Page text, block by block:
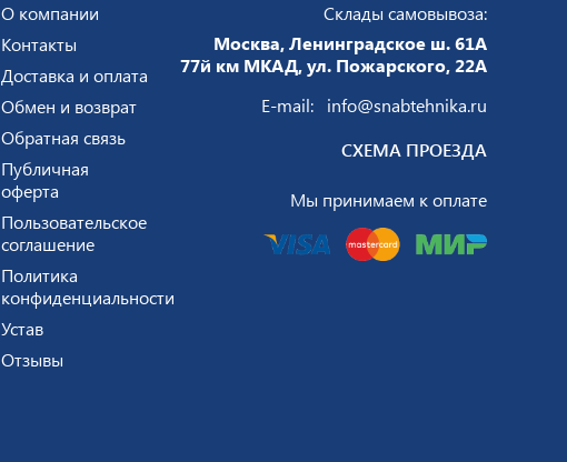
О компании
Контакты
Доставка и оплата
Обмен и возврат
Обратная связь
Публичная
оферта
Пользовательское
соглашение
Политика
конфиденциальности
Устав
Отзывы
Склады самовывоза:
Москва, Ленинградское ш. 61А
77й км МКАД, ул. Пожарского, 22А
E-mail: info@snabtehnika.ru
СХЕМА ПРОЕЗДА
Мы принимаем к оплате